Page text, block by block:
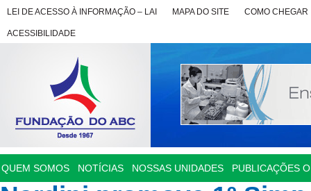
LEI DE ACESSO À INFORMAÇÃO – LAI MAPA DO SITE COMO CHEGAR
ACESSIBILIDADE
QUEM SOMOS NOTÍCIAS NOSSAS UNIDADES PUBLICAÇÕES